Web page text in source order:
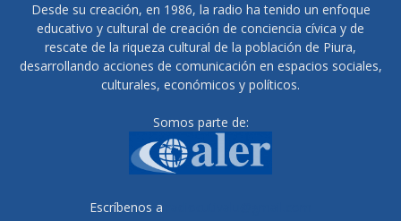
Desde su creación, en 1986, la radio ha tenido un enfoque
educativo y cultural de creación de conciencia cívica y de
rescate de la riqueza cultural de la población de Piura,
desarrollando acciones de comunicación en espacios sociales,
culturales, económicos y políticos.
Somos parte de:
Escríbenos a